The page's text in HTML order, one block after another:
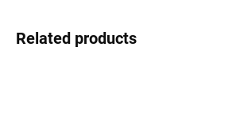
Related products